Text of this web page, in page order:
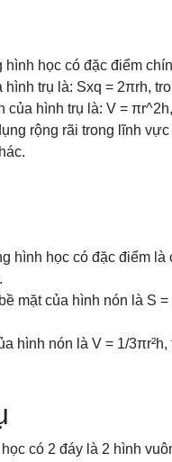
hình học có đặc điểm
trụ là: Sxq = 2πrh,
của hình trụ là: V =
rộng rãi trong lĩnh
hình học có đặc điểm
mặt của hình nón là S
hình nón là V = 1/
có 2 đáy là 2 hình